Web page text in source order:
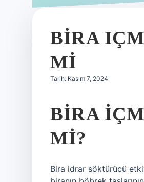
BIRA
MI
Tarih: Kasım 7, 2024
BIRA
MI?
Bira idrar söktürücü